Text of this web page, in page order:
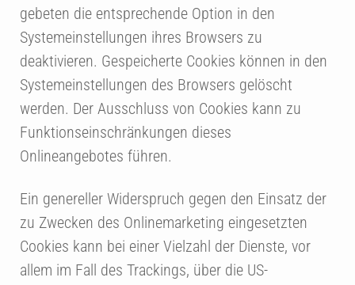
gebeten die entsprechende Option in den
Systemeinstellungen ihres Browsers zu
deaktivieren. Gespeicherte Cookies können in den
Systemeinstellungen des Browsers gelöscht
werden. Der Ausschluss von Cookies kann zu
Funktionseinschränkungen dieses
Onlineangebotes führen.
Ein genereller Widerspruch gegen den Einsatz der
zu Zwecken des Onlinemarketing eingesetzten
Cookies kann bei einer Vielzahl der Dienste, vor
allem im Fall des Trackings, über die US-